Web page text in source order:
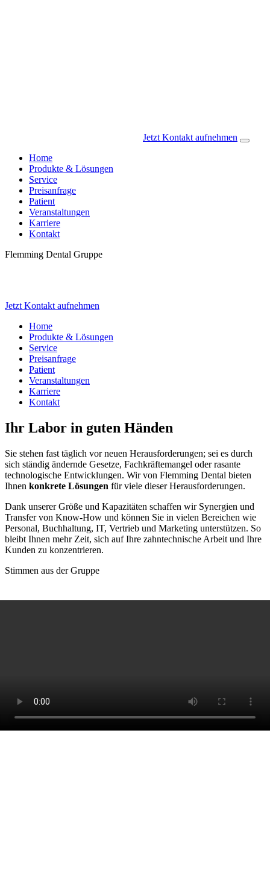
Jetzt Kontakt aufnehmen
Home
Produkte & Lösungen
Service
Preisanfrage
Patient
Veranstaltungen
Karriere
Kontakt
Flemming Dental Gruppe
Jetzt Kontakt aufnehmen
Home
Produkte & Lösungen
Service
Preisanfrage
Patient
Veranstaltungen
Karriere
Kontakt
Ihr Labor in guten Händen
Sie stehen fast täglich vor neuen Herausforderungen; sei es durch
sich ständig ändernde Gesetze, Fachkräftemangel oder rasante
technologische Entwicklungen. Wir von Flemming Dental bieten
Ihnen konkrete Lösungen für viele dieser Herausforderungen.
Dank unserer Größe und Kapazitäten schaffen wir Synergien und
Transfer von Know-How und können Sie in vielen Bereichen wie
Personal, Buchhaltung, IT, Vertrieb und Marketing unterstützen. So
bleibt Ihnen mehr Zeit, sich auf Ihre zahntechnische Arbeit und Ihre
Kunden zu konzentrieren.
Stimmen aus der Gruppe